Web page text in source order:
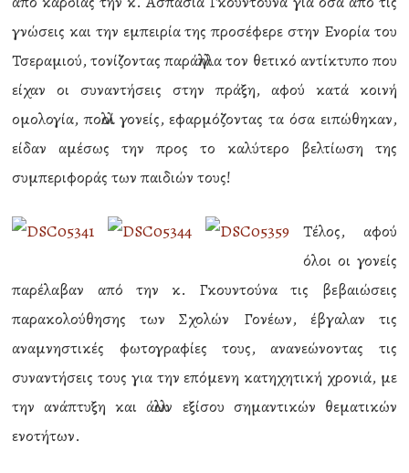
γνώσεις και την εμπειρία της προσέφερε στην Ενορία του
Τσεραμιού, τονίζοντας παράλληλα τον θετικό αντίκτυπο που
είχαν οι συναντήσεις στην πράξη, αφού κατά κοινή
ομολογία, πολλοί γονείς, εφαρμόζοντας τα όσα ειπώθηκαν,
είδαν αμέσως την προς το καλύτερο βελτίωση της
συμπεριφοράς των παιδιών τους!
Τέλος, αφού
όλοι οι γονείς
παρέλαβαν από την κ. Γκουντούνα τις βεβαιώσεις
παρακολούθησης των Σχολών Γονέων, έβγαλαν τις
αναμνηστικές φωτογραφίες τους, ανανεώνοντας τις
συναντήσεις τους για την επόμενη κατηχητική χρονιά, με
την ανάπτυξη και άλλων εξίσου σημαντικών θεματικών
ενοτήτων.